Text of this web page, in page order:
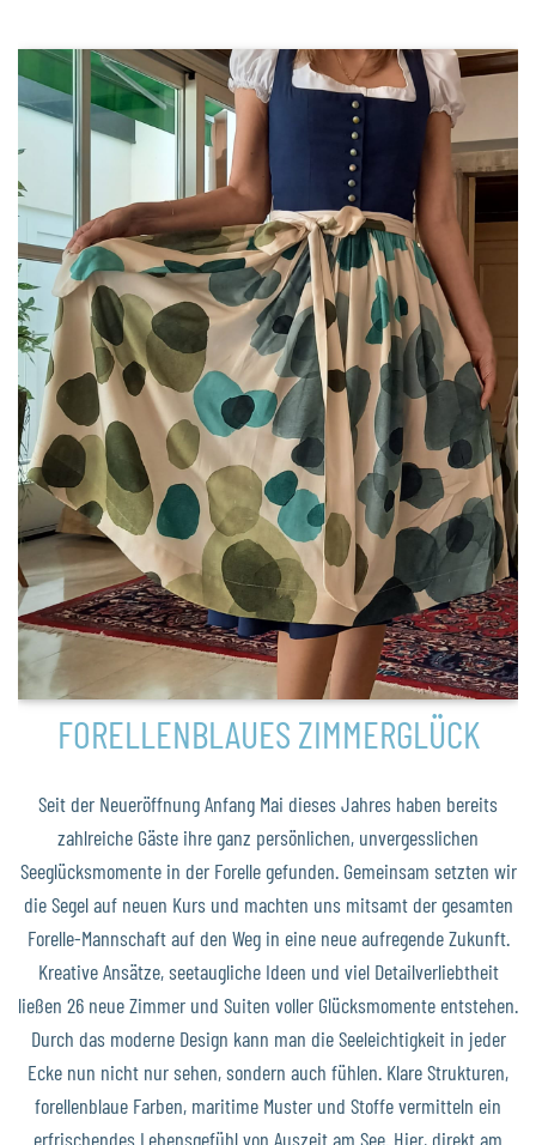
FORELLENBLAUES ZIMMERGLÜCK
Seit der Neueröffnung Anfang Mai dieses Jahres haben bereits
zahlreiche Gäste ihre ganz persönlichen, unvergesslichen
Seeglücksmomente in der Forelle gefunden. Gemeinsam setzten wir
die Segel auf neuen Kurs und machten uns mitsamt der gesamten
Forelle-Mannschaft auf den Weg in eine neue aufregende Zukunft.
Kreative Ansätze, seetaugliche Ideen und viel Detailverliebtheit
ließen 26 neue Zimmer und Suiten voller Glücksmomente entstehen.
Durch das moderne Design kann man die Seeleichtigkeit in jeder
Ecke nun nicht nur sehen, sondern auch fühlen. Klare Strukturen,
forellenblaue Farben, maritime Muster und Stoffe vermitteln ein
erfrischendes Lebensgefühl von Auszeit am See. Hier, direkt am